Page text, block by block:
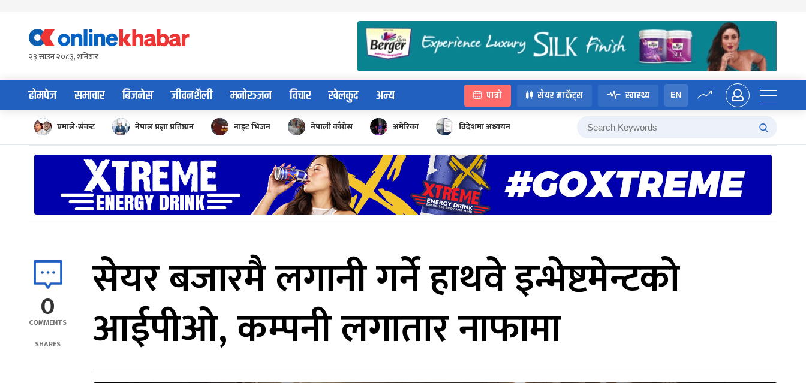
content२३ साउन २०८३, शनिबार
होमपेज समाचार बिजनेस जीवनशैली मनोरञ्जन विचार खेलकुद अन्य पात्रो सेयर मार्केट्स स्वास्थ्य EN
एमाले-संकट नेपाल प्रज्ञा प्रतिष्ठान नाइट भिजन नेपाली काँग्रेस अमेरिका विदेशमा अध्ययन
0
COMMENTS
SHARES
सेयर बजारमै लगानी गर्ने हाथवे इन्भेष्टमेन्टको
आईपीओ, कम्पनी लगातार नाफामा